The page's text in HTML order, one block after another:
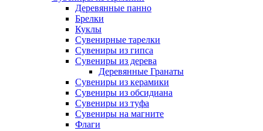
Деревянные панно
Брелки
Куклы
Сувенирные тарелки
Сувениры из гипса
Сувениры из дерева
Деревянные Гранаты
Сувениры из керамики
Сувениры из обсидиана
Сувениры из туфа
Сувениры на магните
Флаги